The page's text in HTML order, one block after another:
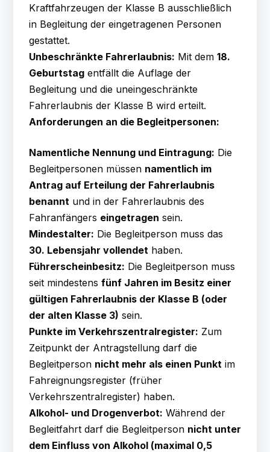
Kraftfahrzeugen der Klasse B ausschließlich
in Begleitung der eingetragenen Personen
gestattet.
Unbeschränkte Fahrerlaubnis: Mit dem 18.
Geburtstag entfällt die Auflage der
Begleitung und die uneingeschränkte
Fahrerlaubnis der Klasse B wird erteilt.
Anforderungen an die Begleitpersonen:
Namentliche Nennung und Eintragung: Die
Begleitpersonen müssen namentlich im
Antrag auf Erteilung der Fahrerlaubnis
benannt und in der Fahrerlaubnis des
Fahranfängers eingetragen sein.
Mindestalter: Die Begleitperson muss das
30. Lebensjahr vollendet haben.
Führerscheinbesitz: Die Begleitperson muss
seit mindestens fünf Jahren im Besitz einer
gültigen Fahrerlaubnis der Klasse B (oder
der alten Klasse 3) sein.
Punkte im Verkehrszentralregister: Zum
Zeitpunkt der Antragstellung darf die
Begleitperson nicht mehr als einen Punkt im
Fahreignungsregister (früher
Verkehrszentralregister) haben.
Alkohol- und Drogenverbot: Während der
Begleitfahrt darf die Begleitperson nicht unter
dem Einfluss von Alkohol (maximal 0,5